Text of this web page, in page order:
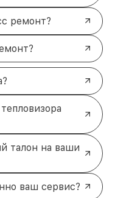
ремонт?
талон на ваши
ваш сервис?